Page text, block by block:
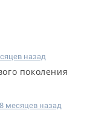
назад
поколения
8 месяцев назад